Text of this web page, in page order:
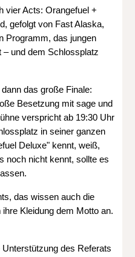
vier Acts: Orangefuel +
gefolgt von Fast Alaska,
Programm, das jungen
– und dem Schlossplatz
das große Finale:
Besetzung mit sage und
verspricht ab 19:30 Uhr
in seiner ganzen
Deluxe" kennt, weiß,
noch nicht kennt, sollte es
das wissen auch die
Kleidung dem Motto an.
des Referats